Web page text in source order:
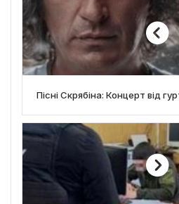
Пісні Скрябіна: Концерт від